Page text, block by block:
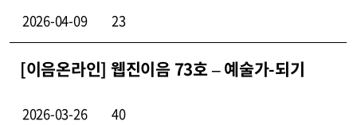
2026-04-09 23
[이음온라인] 웹진이음 73호 – 예술가-되기
2026-03-26 40